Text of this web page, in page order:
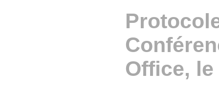
Office, le